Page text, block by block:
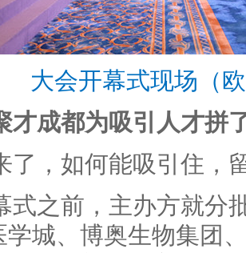
大会开幕式现场（
才成都为吸引人才拼
了，如何能吸引住，
式之前，主办方就分
学城、博奥生物集